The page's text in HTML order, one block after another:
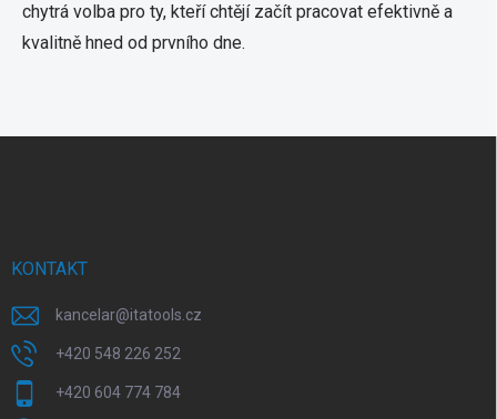
chytrá volba pro ty, kteří chtějí začít pracovat efektivně a
kvalitně hned od prvního dne.
KONTAKT
kancelar@itatools.cz
+420 548 226 252
+420 604 774 784